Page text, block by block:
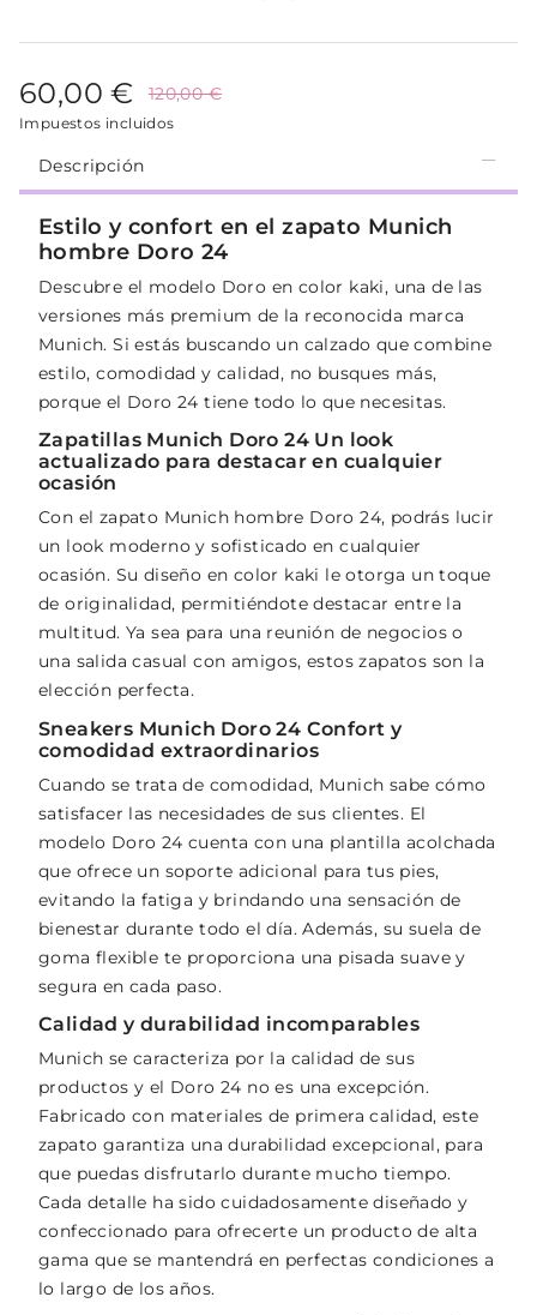
60,00 € 120,00 €
Impuestos incluidos
Descripción
Estilo y confort en el zapato Munich
hombre Doro 24
Descubre el modelo Doro en color kaki, una de las
versiones más premium de la reconocida marca
Munich. Si estás buscando un calzado que combine
estilo, comodidad y calidad, no busques más,
porque el Doro 24 tiene todo lo que necesitas.
Zapatillas Munich Doro 24 Un look
actualizado para destacar en cualquier
ocasión
Con el zapato Munich hombre Doro 24, podrás lucir
un look moderno y sofisticado en cualquier
ocasión. Su diseño en color kaki le otorga un toque
de originalidad, permitiéndote destacar entre la
multitud. Ya sea para una reunión de negocios o
una salida casual con amigos, estos zapatos son la
elección perfecta.
Sneakers Munich Doro 24 Confort y
comodidad extraordinarios
Cuando se trata de comodidad, Munich sabe cómo
satisfacer las necesidades de sus clientes. El
modelo Doro 24 cuenta con una plantilla acolchada
que ofrece un soporte adicional para tus pies,
evitando la fatiga y brindando una sensación de
bienestar durante todo el día. Además, su suela de
goma flexible te proporciona una pisada suave y
segura en cada paso.
Calidad y durabilidad incomparables
Munich se caracteriza por la calidad de sus
productos y el Doro 24 no es una excepción.
Fabricado con materiales de primera calidad, este
zapato garantiza una durabilidad excepcional, para
que puedas disfrutarlo durante mucho tiempo.
Cada detalle ha sido cuidadosamente diseñado y
confeccionado para ofrecerte un producto de alta
gama que se mantendrá en perfectas condiciones a
lo largo de los años.